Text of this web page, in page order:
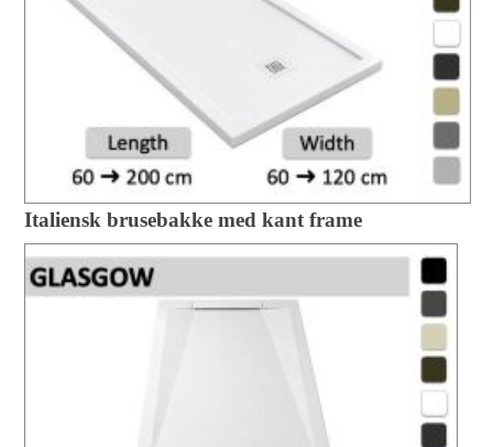
Italiensk brusebakke med kant frame